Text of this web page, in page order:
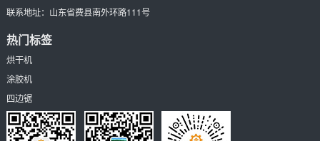
联系地址： 山东省费县南外环路111号
热门标签
烘干机
涂胶机
四边锯